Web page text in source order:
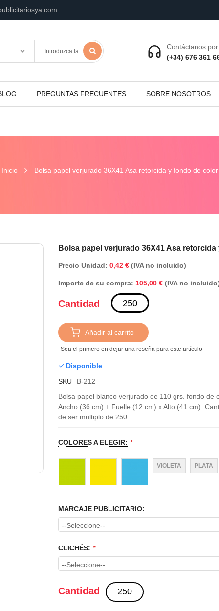
Contáctanos
(+34) 676 361
PREGUNTAS FRECUENTES SOBRE NOSOTROS
Inicio Bolsa papel verjurado 36X41 Asa retorcida y fondo de color
Saltar
comienzo
galería
Bolsa papel verjurado 36X41 Asa
Precio Unidad:0,42 € (IVA no incluido)
Importe de su compra: 105,00 € (IVA no
Cantidad
Añadir al carrito
Sea el primero en dejar una reseña para este artículo
Disponible
SKU
B-212
Bolsa papel blanco verjurado de 110 grs. fondo
Ancho (36 cm) + Fuelle (12 cm) x Alto (41 cm).
de ser múltiplo de 250.
COLORES A ELEGIR:
VIOLETA PLATA
MARCAJE PUBLICITARIO:
CLICHÉS:
Cantidad